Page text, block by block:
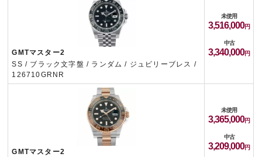
GMTマスター2
SS / ブラック文字盤 / ランダム / ジュビリーブレス /
126710GRNR
未使用
3,516,000
中古
3,340,000
GMTマスター2
未使用
3,365,000
中古
3,209,000